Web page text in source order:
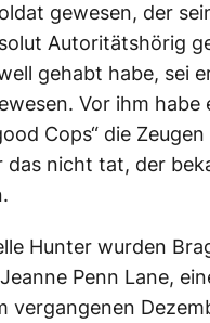
gewesen, der
Autoritätshörig
gehabt habe, sei
Vor ihm habe
Cops“ die
nicht tat, der
Hunter wurden
Penn Lane,
vergangenen